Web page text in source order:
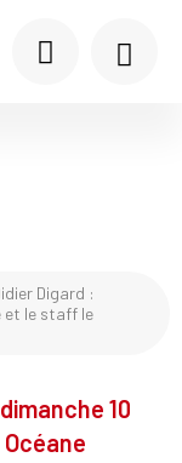
Digard :
et le staff le
10